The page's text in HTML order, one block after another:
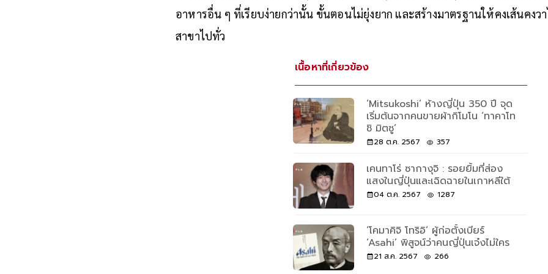
อาหารอื่น ๆ ที่เรียบง่ายกว่านั้น ขั้นตอนไม่ยุ่งยาก และสร้างมาตรฐานให้คงเส้นคงวา
สาขาไปทั่ว
เนื้อหาที่เกี่ยวข้อง
‘Mitsukoshi’ ห้างญี่ปุ่น 350 ปี จุด
เริ่มต้นจากคนขายผ้ากิโมโน ‘ทาคาโท
ชิ มิตซู’
28 ต.ค. 2567 357
เคนทาโร่ ซากางุจิ : รอยยิ้มที่ส่อง
แสงในญี่ปุ่นและเฉิดฉายในเกาหลีใต้
04 ต.ค. 2567 1287
‘โคมาคิจิ โทริอิ’ ผู้ก่อตั้งเบียร์
‘Asahi’ พิสูจน์ว่าคนญี่ปุ่นเจ๋งไม่ใคร
21 ส.ค. 2567 266